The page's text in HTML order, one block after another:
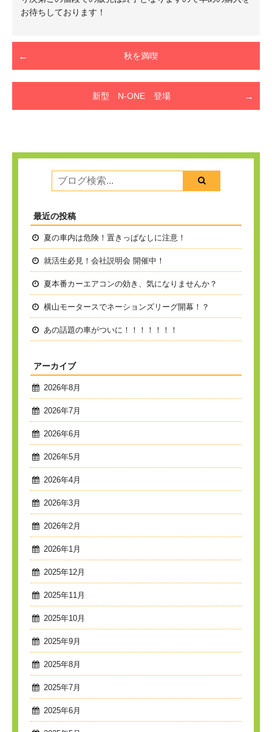
お待ちしております！
秋を満喫
新型 N-ONE 登場
最近の投稿
夏の車内は危険！置きっぱなしに注意！
就活生必見！会社説明会 開催中！
夏本番カーエアコンの効き、気になりませんか？
横山モータースでネーションズリーグ開幕！？
あの話題の車がついに！！！！！！！
アーカイブ
2026年8月
2026年7月
2026年6月
2026年5月
2026年4月
2026年3月
2026年2月
2026年1月
2025年12月
2025年11月
2025年10月
2025年9月
2025年8月
2025年7月
2025年6月